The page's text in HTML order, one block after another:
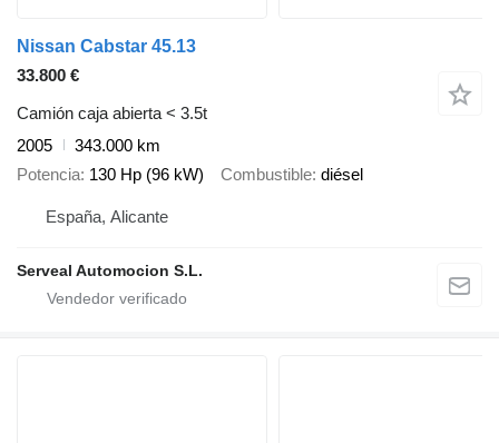
Nissan Cabstar 45.13
33.800 €
Camión caja abierta < 3.5t
2005
343.000 km
Potencia 130 Hp (96 kW) Combustible diésel
España, Alicante
Serveal Automocion S.L.